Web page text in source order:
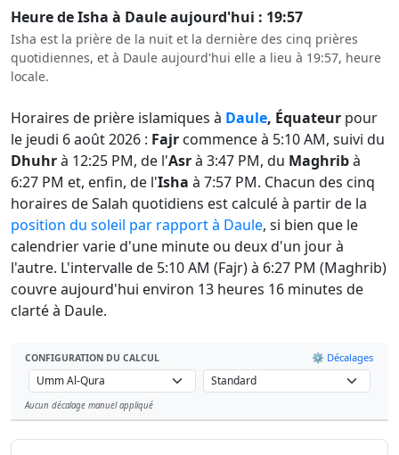
Heure de Isha à Daule aujourd'hui : 19:57
Isha est la prière de la nuit et la dernière des cinq prières
quotidiennes, et à Daule aujourd'hui elle a lieu à 19:57, heure
locale.
Horaires de prière islamiques à Daule, Équateur pour
le jeudi 6 août 2026 : Fajr commence à 5:10 AM, suivi du
Dhuhrà 12:25 PM, de l'Asrà 3:47 PM, du Maghribà
6:27 PM et, enfin, de l'Isha à 7:57 PM. Chacun des cinq
horaires de Salah quotidiens est calculé à partir de la
position du soleil par rapport à Daule, si bien que le
calendrier varie d'une minute ou deux d'un jour à
l'autre. L'intervalle de 5:10 AM (Fajr) à 6:27 PM (Maghrib)
couvre aujourd'hui environ 13 heures 16 minutes de
clarté à Daule.
CONFIGURATION DU CALCUL ⚙️ Décalages
Aucun décalage manuel appliqué